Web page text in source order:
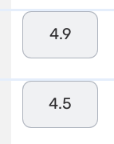
4.9
4.5